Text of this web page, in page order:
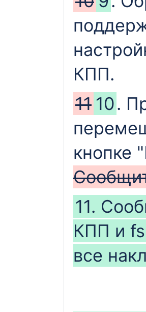
КПП.
11 10.
кнопке
11.
КПП и
все